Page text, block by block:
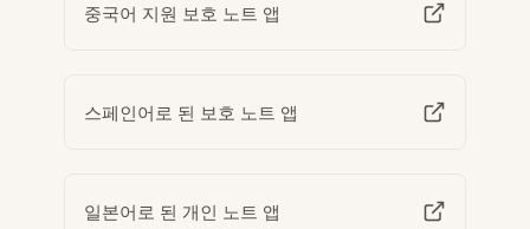
중국어 지원 보호 노트 앱
스페인어로 된 보호 노트 앱
일본어로 된 개인 노트 앱